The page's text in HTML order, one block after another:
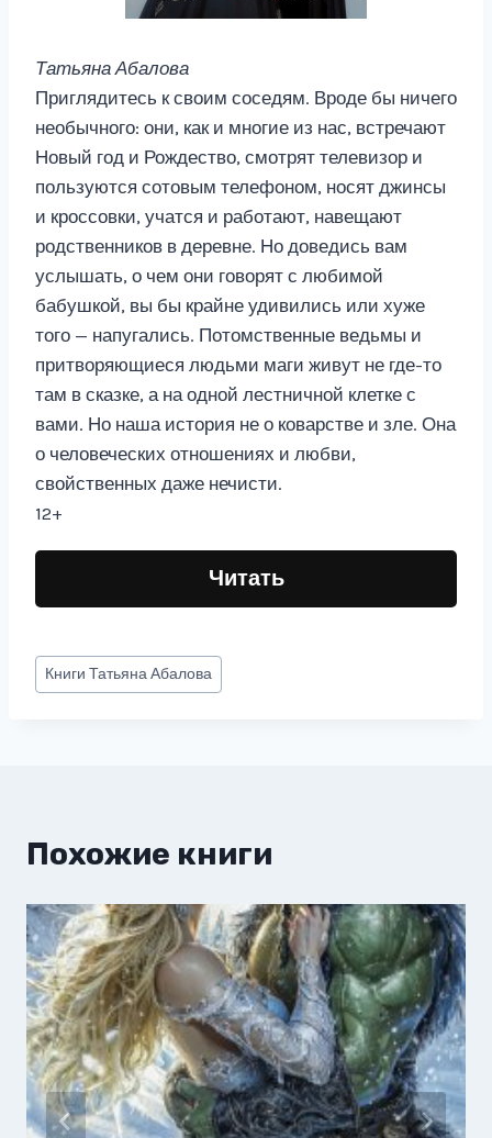
Татьяна Абалова
Приглядитесь к своим соседям. Вроде бы ничего
необычного: они, как и многие из нас, встречают
Новый год и Рождество, смотрят телевизор и
пользуются сотовым телефоном, носят джинсы
и кроссовки, учатся и работают, навещают
родственников в деревне. Но доведись вам
услышать, о чем они говорят с любимой
бабушкой, вы бы крайне удивились или хуже
того — напугались. Потомственные ведьмы и
притворяющиеся людьми маги живут не где-то
там в сказке, а на одной лестничной клетке с
вами. Но наша история не о коварстве и зле. Она
о человеческих отношениях и любви,
свойственных даже нечисти.
12+
Читать
Метки
записи:
КнигиТатьяна Абалова
Похожие книги